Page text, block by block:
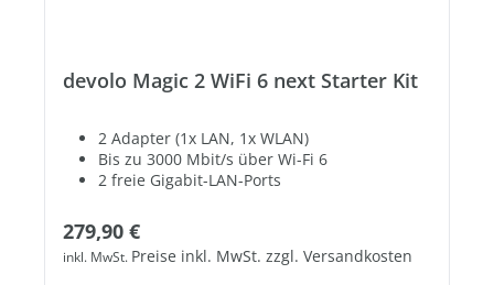
devolo Magic 2 WiFi 6 next Starter Kit
2 Adapter (1x LAN, 1x WLAN)
Bis zu 3000 Mbit/s über Wi-Fi 6
2 freie Gigabit-LAN-Ports
Regulärer Preis:
279,90 €
inkl. MwSt. Preise inkl. MwSt. zzgl. Versandkosten